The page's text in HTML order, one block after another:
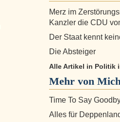
Merz im
Kanzler die CDU
Der Staat kennt
Die Absteiger
Alle Artikel in Politik
Mehr von
Time To Say
Alles für